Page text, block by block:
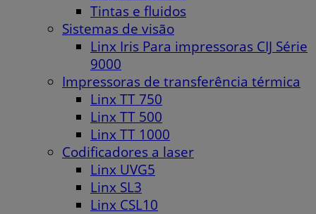
Tintas e fluidos
Sistemas de visão
Linx Iris Para impressoras CIJ Série
9000
Impressoras de transferência térmica
Linx TT 750
Linx TT 500
Linx TT 1000
Codificadores a laser
Linx UVG5
Linx SL3
Linx CSL10